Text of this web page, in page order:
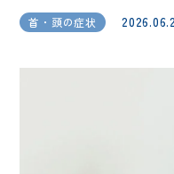
首・頭の症状